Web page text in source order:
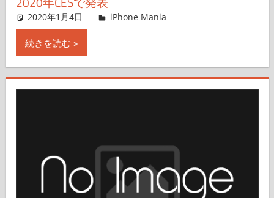
2020年1月4日 iPhone Mania
iPhone Mania
続きを読む